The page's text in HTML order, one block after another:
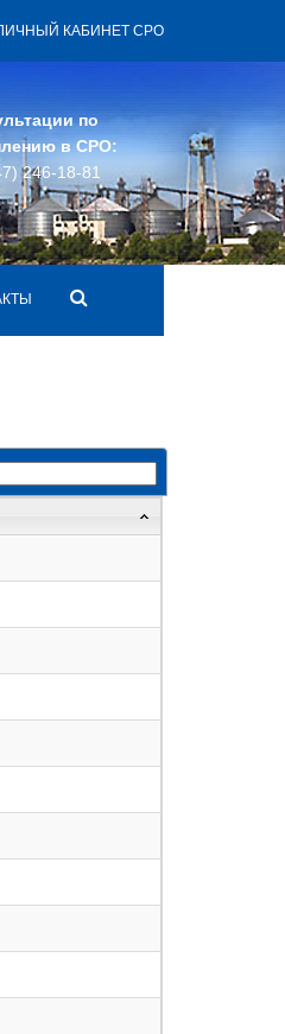
КАБИНЕТ СРО
по
в СРО:
246-18-81